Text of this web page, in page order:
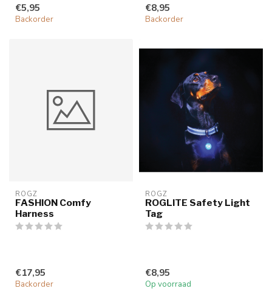
€5,95
Backorder
€8,95
Backorder
ROGZ
FASHION Comfy
Harness
€17,95
Backorder
ROGZ
ROGLITE Safety Light
Tag
€8,95
Op voorraad